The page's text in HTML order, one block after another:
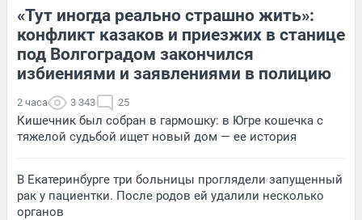
«Тут иногда реально страшно жить»:
конфликт казаков и приезжих в станице
под Волгоградом закончился
избиениями и заявлениями в полицию
2 часа 3 343 25
Кишечник был собран в гармошку: в Югре кошечка с
тяжелой судьбой ищет новый дом — ее история
В Екатеринбурге три больницы проглядели запущенный
рак у пациентки. После родов ей удалили несколько
органов